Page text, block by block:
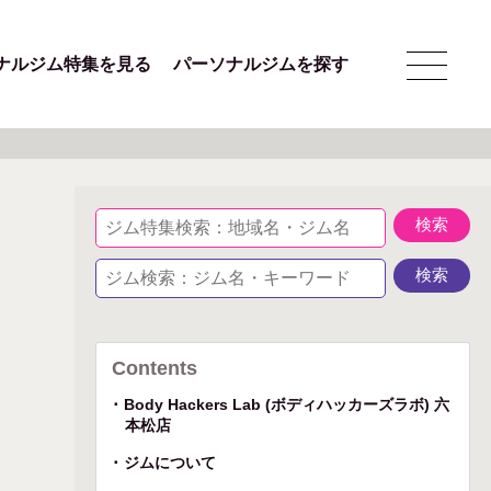
ルジム特集を見る パーソナルジムを探す
Contents
Body Hackers Lab (ボディハッカーズラボ) 六
本松店
ジムについて